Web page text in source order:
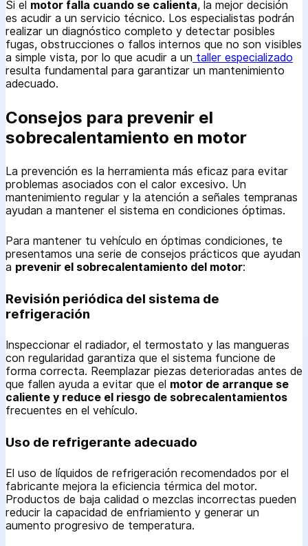
Si el motor falla cuando se calienta, la mejor decisión
es acudir a un servicio técnico. Los especialistas podrán
realizar un diagnóstico completo y detectar posibles
fugas, obstrucciones o fallos internos que no son visibles
a simple vista, por lo que acudir a un taller especializado
resulta fundamental para garantizar un mantenimiento
adecuado.
Consejos para prevenir el
sobrecalentamiento en motor
La prevención es la herramienta más eficaz para evitar
problemas asociados con el calor excesivo. Un
mantenimiento regular y la atención a señales tempranas
ayudan a mantener el sistema en condiciones óptimas.
Para mantener tu vehículo en óptimas condiciones, te
presentamos una serie de consejos prácticos que ayudan
a prevenir el sobrecalentamiento del motor:
Revisión periódica del sistema de
refrigeración
Inspeccionar el radiador, el termostato y las mangueras
con regularidad garantiza que el sistema funcione de
forma correcta. Reemplazar piezas deterioradas antes de
que fallen ayuda a evitar que el motor de arranque se
caliente y reduce el riesgo de sobrecalentamientos
frecuentes en el vehículo.
Uso de refrigerante adecuado
El uso de líquidos de refrigeración recomendados por el
fabricante mejora la eficiencia térmica del motor.
Productos de baja calidad o mezclas incorrectas pueden
reducir la capacidad de enfriamiento y generar un
aumento progresivo de temperatura.